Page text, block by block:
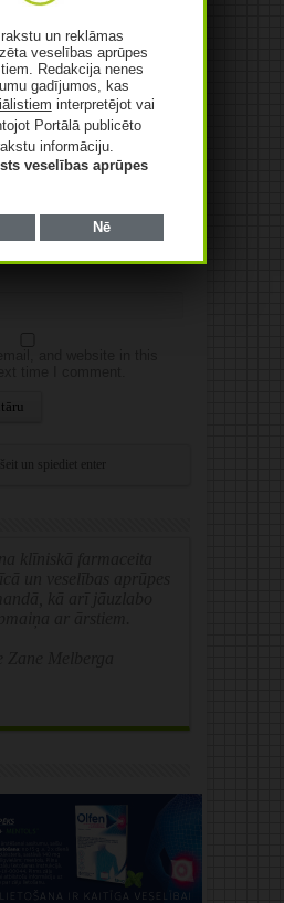
un reklāmas
veselības aprūpes
Redakcija nenes
gadījumos, kas
interpretējot vai
Portālā publicēto
informāciju.
veselības aprūpes
Nē